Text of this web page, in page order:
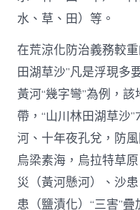
水、草、田）等。
在荒涼化防治義務較
田湖草沙”凡是浮現多
黃河“幾字彎”為例，
帶，“山川林田湖草沙
河、十年夜孔兌，防
烏梁素海，烏拉特草
災（黃河懸河）、沙
患（鹽漬化）“三害”